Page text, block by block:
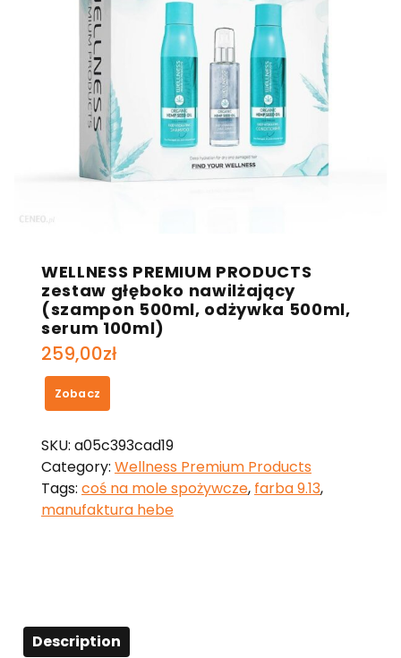
WELLNESS PREMIUM PRODUCTS
zestaw głęboko nawilżający
(szampon 500ml, odżywka 500ml,
serum 100ml)
259,00zł
Zobacz
SKU: a05c393cad19
Category: Wellness Premium Products
Tags: coś na mole spożywcze, farba 9.13,
manufaktura hebe
Description